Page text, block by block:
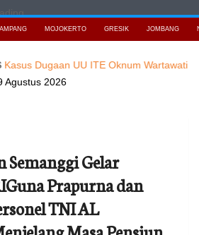
MOJOKERTO GRESIK JOMBANG
UU ITE Oknum Wartawati, di
Agustus 2026
Semanggi Gelar
Prapurna dan
TNI AL